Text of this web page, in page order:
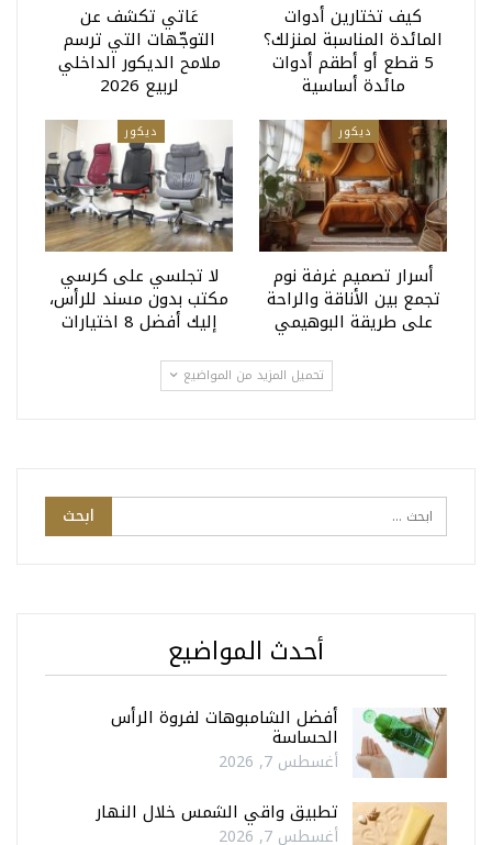
كيف تختارين أدوات
المائدة المناسبة لمنزلك؟
5 قطع أو أطقم أدوات
مائدة أساسية
عَاتي تكشف عن
التوجّهات التي ترسم
ملامح الديكور الداخلي
لربيع 2026
ديكور
أسرار تصميم غرفة نوم
تجمع بين الأناقة والراحة
على طريقة البوهيمي
ديكور
لا تجلسي على كرسي
مكتب بدون مسند للرأس،
إليك أفضل 8 اختيارات
تحميل المزيد من المواضيع
أحدث المواضيع
أفضل الشامبوهات لفروة الرأس
الحساسة
أغسطس 7, 2026
تطبيق واقي الشمس خلال النهار
أغسطس 7, 2026